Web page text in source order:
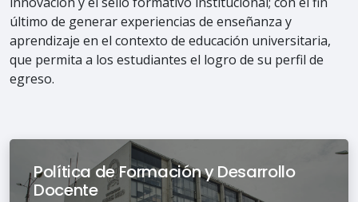
último de generar experiencias de enseñanza y
aprendizaje en el contexto de educación universitaria,
que permita a los estudiantes el logro de su perfil de
egreso.
Política de Formación y Desarrollo
Docente